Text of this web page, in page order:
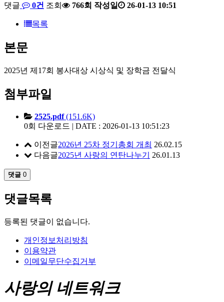
댓글
0건 조회 766회 작성일 26-01-13 10:51
목록
본문
2025년 제17회 봉사대상 시상식 및 장학금 전달식
첨부파일
2525.pdf(151.6K)
0회 다운로드 | DATE : 2026-01-13 10:51:23
이전글2026년 25차 정기총회 개최 26.02.15
다음글2025년 사랑의 연탄나누기 26.01.13
댓글 0
댓글목록
등록된 댓글이 없습니다.
개인정보처리방침
이용약관
이메일무단수집거부
사랑의 네트워크